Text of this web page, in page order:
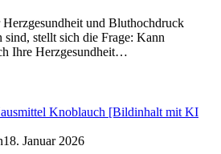
und Bluthochdruck
sind, stellt sich die Frage: Kann
Ihre Herzgesundheit…
18. Januar 2026